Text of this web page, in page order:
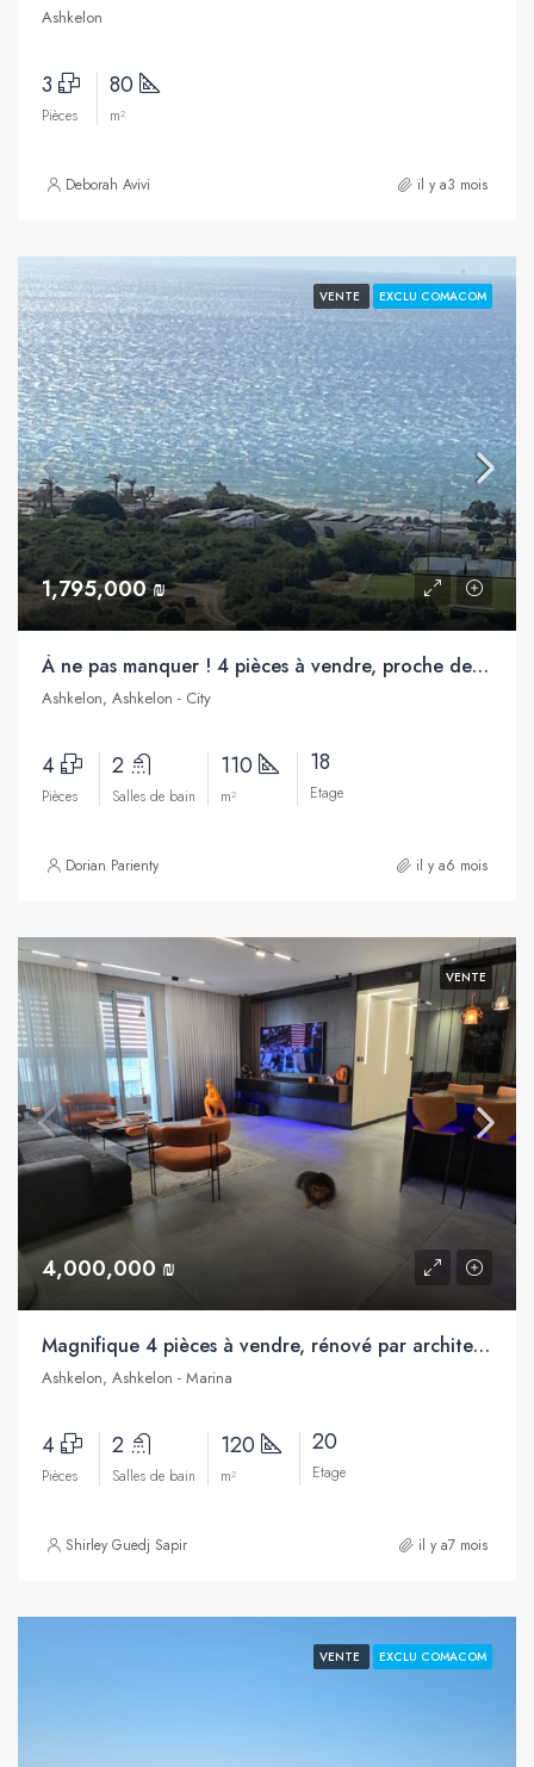
Ashkelon
3
Pièces
80
m²
Deborah Avivi il y a3 mois
VENTE EXCLU COMACOM
1,795,000 ₪
À ne pas manquer ! 4 pièces à vendre, proche de toutes commodités et de la mer, City, Ashkelon
Ashkelon, Ashkelon - City
4
Pièces
2
Salles de bain
110
m²
18
Etage
Dorian Parienty il y a6 mois
VENTE
4,000,000 ₪
Magnifique 4 pièces à vendre, rénové par architecte, pleine vue mer, Marina, Ashkelon
Ashkelon, Ashkelon - Marina
4
Pièces
2
Salles de bain
120
m²
20
Etage
Shirley Guedj Sapir il y a7 mois
VENTE EXCLU COMACOM